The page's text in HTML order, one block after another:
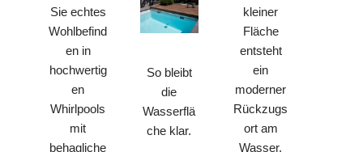
Sie echtes
Wohlbefind
en in
hochwertig
en
Whirlpools
mit
behagliche
So bleibt
die
Wasserflä
che klar.
kleiner
Fläche
entsteht
ein
moderner
Rückzugs
ort am
Wasser.